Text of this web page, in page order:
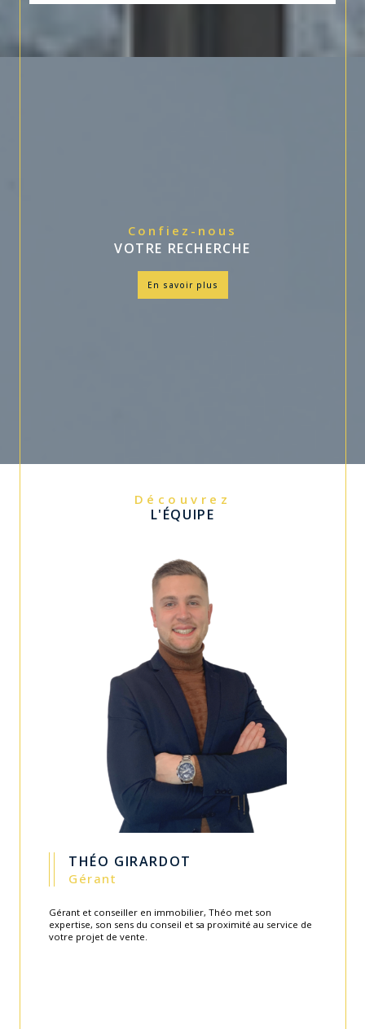
Confiez-nous
VOTRE RECHERCHE
en savoir plus
Découvrez
L'ÉQUIPE
GUILLAUME CARITEY
Gérant
Fondateur de l'agence en 2003, Guillaume apporte toute
son expérience et savoir-faire au service de l'équipe.